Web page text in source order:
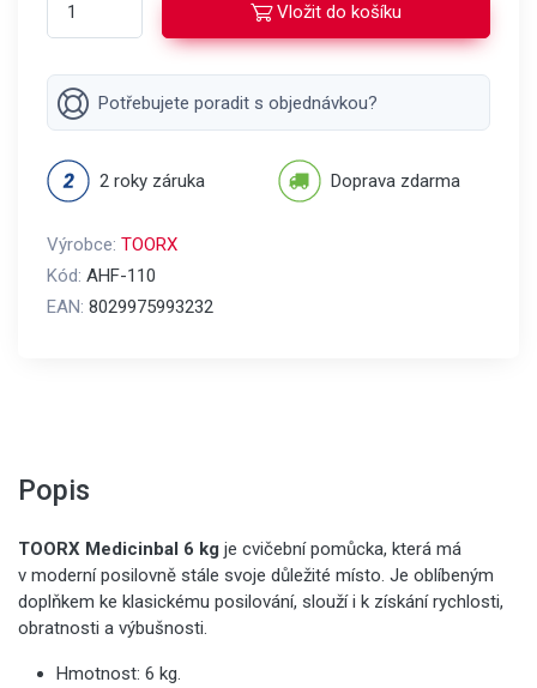
Vložit do košíku
Potřebujete poradit s objednávkou?
2 roky záruka Doprava zdarma
Výrobce: TOORX
Kód: AHF-110
EAN: 8029975993232
Popis
TOORX Medicinbal 6 kg je cvičební pomůcka, která má
v moderní posilovně stále svoje důležité místo. Je oblíbeným
doplňkem ke klasickému posilování, slouží i k získání rychlosti,
obratnosti a výbušnosti.
Hmotnost: 6 kg.